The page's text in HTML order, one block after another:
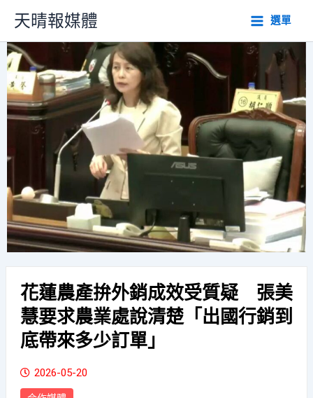
主
要
內
容
天晴報媒體 選單
花蓮農產拚外銷成效受質疑 張美
慧要求農業處說清楚「出國行銷到
底帶來多少訂單」
2026-05-20